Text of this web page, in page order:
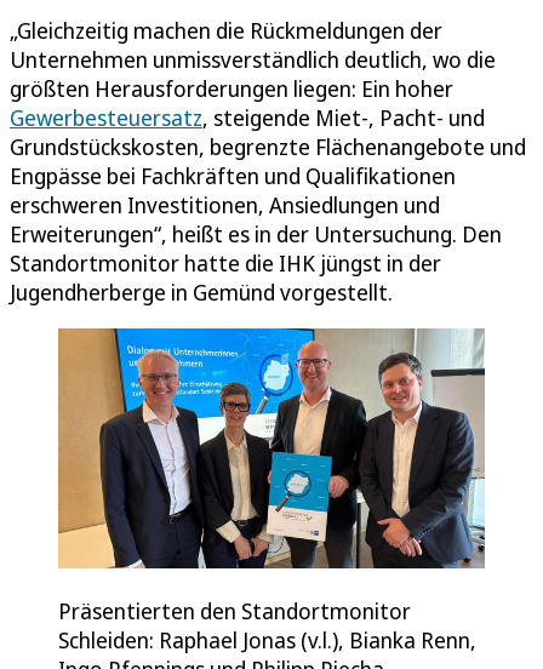
„Gleichzeitig machen die Rückmeldungen der
Unternehmen unmissverständlich deutlich, wo die
größten Herausforderungen liegen: Ein hoher
Gewerbesteuersatz, steigende Miet-, Pacht- und
Grundstückskosten, begrenzte Flächenangebote und
Engpässe bei Fachkräften und Qualifikationen
erschweren Investitionen, Ansiedlungen und
Erweiterungen“, heißt es in der Untersuchung. Den
Standortmonitor hatte die IHK jüngst in der
Jugendherberge in Gemünd vorgestellt.
Präsentierten den Standortmonitor
Schleiden: Raphael Jonas (v.l.), Bianka Renn,